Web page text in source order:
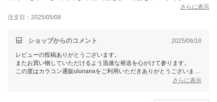
さらに表示
注文日：2025/05/08
ショップからのコメント 2025/06/18
レビューの投稿ありがとうございます。
またお買い物していただけるよう迅速な発送を心がけて参ります。
この度はカラコン通販ulunanaをご利用いただきありがとうございまし
さらに表示